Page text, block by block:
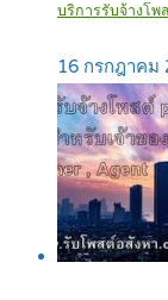
บริการรับจ้างโพ
16 กรกฎาคม